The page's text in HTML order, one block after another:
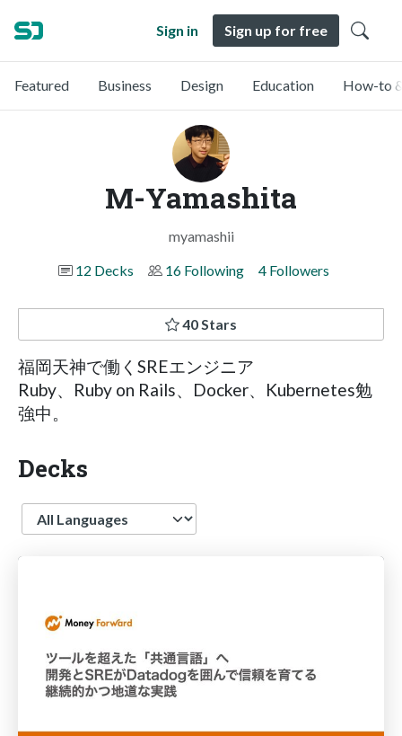
Sign in Sign up for free
Featured Business Design Education How-to
M-Yamashita
myamashii
12 Decks
16 Following 4 Followers
40 Stars
福岡天神で働くSREエンジニア
Ruby、Ruby on Rails、Docker、Kubernetes勉
強中。
Decks
Language